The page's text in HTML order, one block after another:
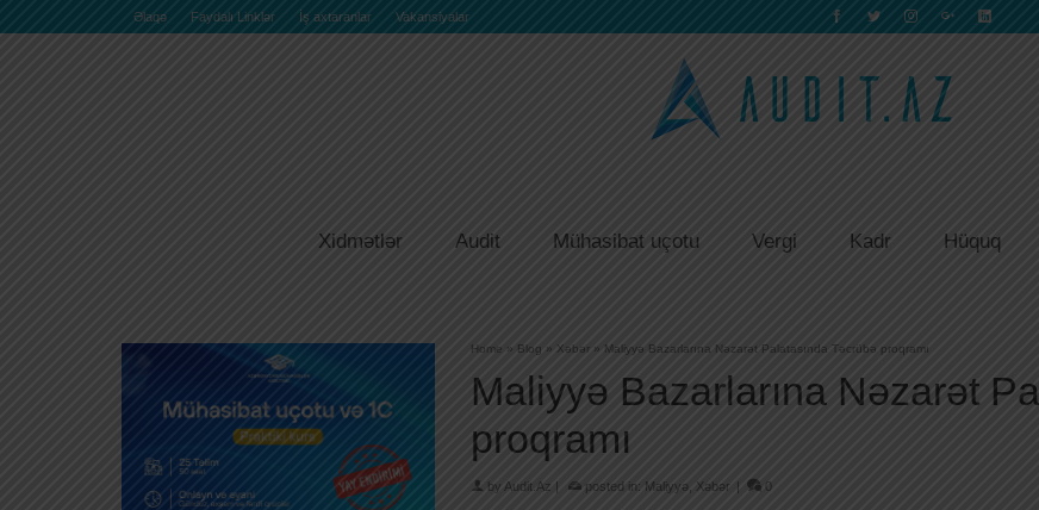
Əlaqə Faydalı Linklər İş axtaranlar Vakansiyalar
Xidmətlər Audit Mühasibat uçotu Vergi Kadr Hüquq
Home » Blog » Xəbər » Maliyyə Bazarlarına Nəzarət Palatasında Təcrübə proqramı
Maliyyə Bazarlarına Nəzarət
proqramı
by Audit.Az | posted in: Maliyyə, Xəbər | 0